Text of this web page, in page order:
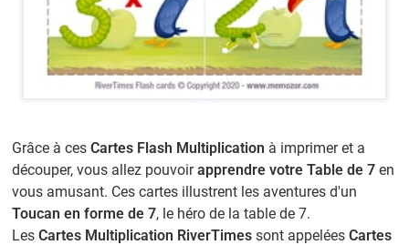
Grâce à cesCartes Flash Multiplication à imprimer et a
découper, vous allez pouvoirapprendre votre Table de 7 en
vous amusant. Ces cartes illustrent les aventures d'un
Toucan en forme de 7, le héro de la table de 7.
LesCartes Multiplication RiverTimes sont appeléesCartes